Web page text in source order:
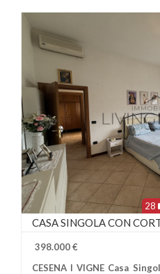
28
CASA SINGOLA CON
398.000 €
CESENA I VIGNE Casa